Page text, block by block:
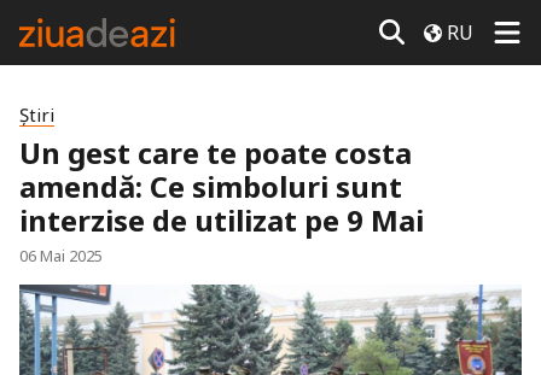
RU
Știri
Un gest care te poate costa
amendă: Ce simboluri sunt
interzise de utilizat pe 9 Mai
06 Mai 2025